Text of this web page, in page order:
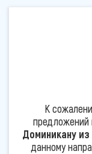
К
предложений
Доминикану
данному